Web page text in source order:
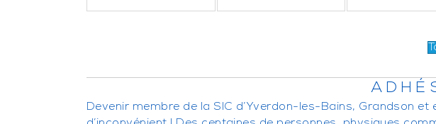
Devenir membre de la SIC d’Yverdon-les-Bains, Grandson